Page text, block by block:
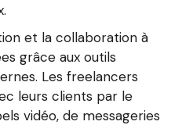
et la collaboration à
grâce aux outils
Les freelancers
leurs clients par le
vidéo, de messageries